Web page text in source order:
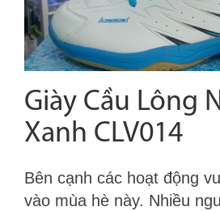
Giày Cầu Lông
Xanh CLV014
Bên cạnh các hoạt động
vào mùa hè này. Nhiều